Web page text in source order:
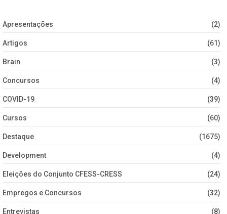
Apresentações (2)
Artigos (61)
Brain (3)
Concursos (4)
COVID-19 (39)
Cursos (60)
Destaque (1675)
Development (4)
Eleições do Conjunto CFESS-CRESS (24)
Empregos e Concursos (32)
Entrevistas (8)